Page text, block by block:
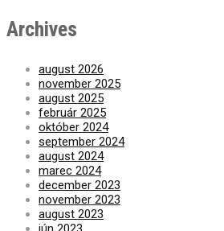
Archives
august 2026
november 2025
august 2025
február 2025
október 2024
september 2024
august 2024
marec 2024
december 2023
november 2023
august 2023